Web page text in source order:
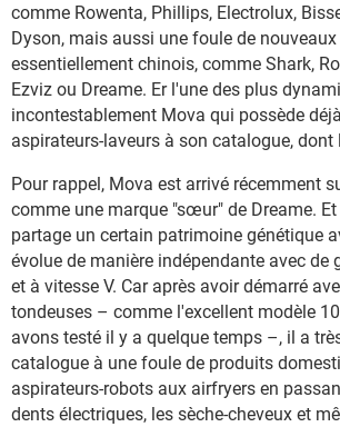
comme Rowenta, Phillips, Electrolux,
Dyson, mais aussi une foule de nouveaux
essentiellement chinois, comme Shark,
Ezviz ou Dreame. Er l'une des plus
incontestablement Mova qui possède
aspirateurs-laveurs à son catalogue, dont
Pour rappel, Mova est arrivé récemment
comme une marque "sœur" de Dreame.
partage un certain patrimoine génétique
évolue de manière indépendante avec de
et à vitesse V. Car après avoir démarré
tondeuses – comme l'excellent modèle
avons testé il y a quelque temps –, il a
catalogue à une foule de produits
aspirateurs-robots aux airfryers en
dents électriques, les sèche-cheveux et